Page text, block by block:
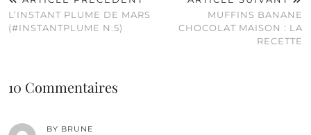
L’INSTANT PLUME DE MARS
(#INSTANTPLUME N.5)
MUFFINS BANANE
CHOCOLAT MAISON : LA
RECETTE
10 Commentaires
BY BRUNE